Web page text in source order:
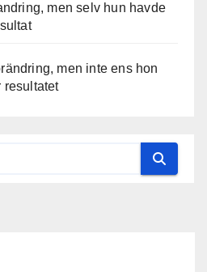
men selv hun havde
men inte ens hon
resultatet